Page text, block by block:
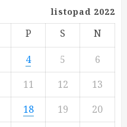
listopad 2022
P S
N
4 5
6
11 12
13
18 19
20